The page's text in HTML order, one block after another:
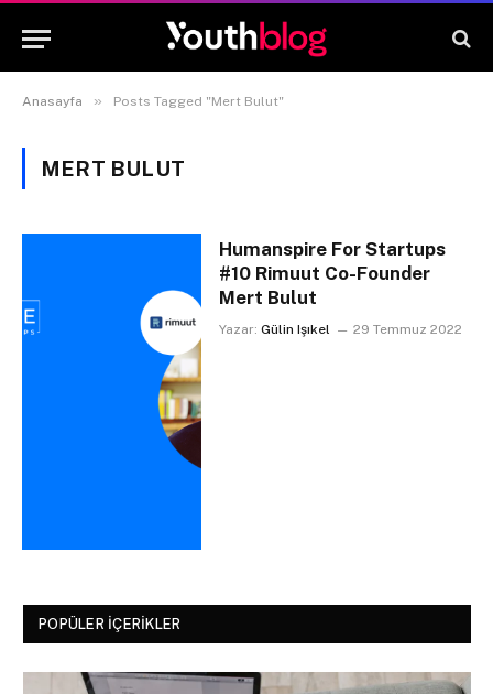
Anasayfa » Posts Tagged "Mert Bulut"
MERT BULUT
Humanspire For Startups
#10 Rimuut Co-Founder
Mert Bulut
Yazar: Gülin Işıkel 29 Temmuz 2022
POPÜLER İÇERIKLER